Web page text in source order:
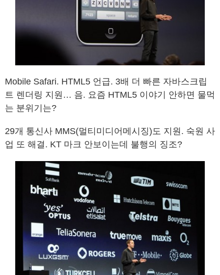
Mobile Safari. HTML5 언급. 3배 더 빠른 자바스크립
트 렌더링 지원… 음. 요즘 HTML5 이야기 안하면 물먹
는 분위기는?
29개 통신사 MMS(멀티미디어메시징)도 지원. 숙원 사
업 또 해결. KT 마크 안보이는데 불행의 징조?